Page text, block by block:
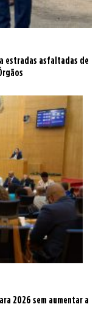
estradas asfaltadas de
2026 sem aumentar a